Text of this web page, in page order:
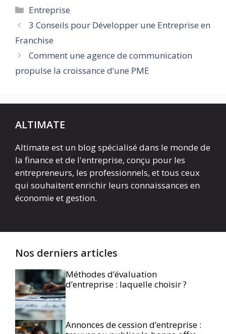
Catégories
Entreprise
3 Conseils pour Développer une Entreprise en
Franchise
Comment une agence de communication
propulse la croissance d’une PME
ALTIMATE
Altimate est un blog spécialisé dans le monde de
la finance et de l'entreprise, conçu pour les
entrepreneurs, les professionnels, et tous ceux
qui souhaitent enrichir leurs connaissances en
économie et gestion.
Nos derniers articles
Méthodes d’évaluation
d’entreprise : laquelle choisir ?
Annonces de cession d’entreprise :